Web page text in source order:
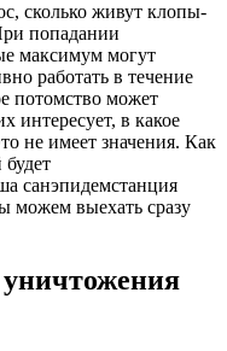
сколько живут клопы-
попадании
максимум могут
работать в течение
потомство может
интересует, в какое
не имеет значения. Как
санэпидемстанция
можем выехать сразу
уничтожения